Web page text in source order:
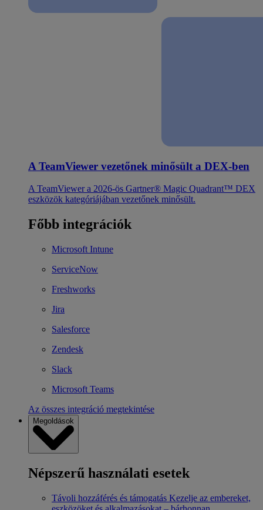
A TeamViewer vezetőnek minősült a DEX-ben
A TeamViewer a 2026-ös Gartner® Magic Quadrant™ DEX
eszközök kategóriájában vezetőnek minősült.
Főbb integrációk
Microsoft Intune
ServiceNow
Freshworks
Jira
Salesforce
Zendesk
Slack
Microsoft Teams
Az összes integráció megtekintése
Megoldások
Népszerű használati esetek
Távoli hozzáférés és támogatás Kezelje az embereket,